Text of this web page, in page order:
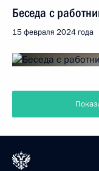
Беседа с
15 февраля 2024 года